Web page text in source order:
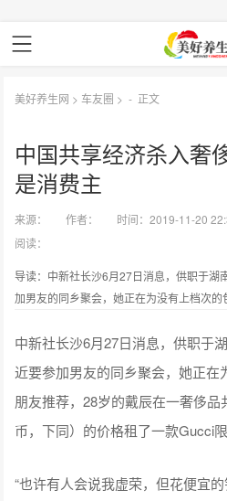
美好养生网 >车友圈 > - 正文
中国共享经济杀入奢
是消费主
来源： 作者：
时间：2019-11-20
阅读：
导读：中新社长沙6月27日消息，供职于湖
加男友的同乡聚会，她正在为没有上档次的
中新社长沙6月27日消息，供职于
近要参加男友的同乡聚会，她正在
朋友推荐，28岁的戴辰在一奢侈
币，下同）的价格租了一款Gucci限
“也许有人会说我虚荣，但花便宜